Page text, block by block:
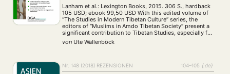
Lanham et al.: Lexington Books, 2015. 306 S., hardback
105 USD; ebook 99,50 USD With this edited volume of
“The Studies in Modern Tibetan Culture” series, the
editors of “Muslims in Amdo Tibetan Society” present a
significant contribution to Tibetan Studies, especially for
research on the Islam’s intersections with Tibetan
society. It is a fascinating …
von Ute Wallenböck
Nr. 148 (2018) REZENSIONEN 104–105 {:de}